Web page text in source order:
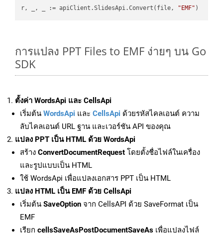
r, _, _ := apiClient.SlidesApi.Convert(file,
"EMF"
การแปลง PPT Files to EMF ง่ายๆ บน Go
SDK
ตั้งค่า WordsApi และ CellsApi
เริ่มต้น WordsApi และ CellsApi ด้วยรหัสไคลเอนต์ ความ
ลับไคลเอนต์ URL ฐาน และเวอร์ชัน API ของคุณ
แปลง PPT เป็น HTML ด้วย WordsApi
สร้าง ConvertDocumentRequest โดยตั้งชื่อไฟล์ในเครื่อง
และรูปแบบเป็น HTML
ใช้ WordsApi เพื่อแปลงเอกสาร PPT เป็น HTML
แปลง HTML เป็น EMF ด้วย CellsApi
เริ่มต้น SaveOption จาก CellsAPI ด้วย SaveFormat เป็น
EMF
เรียก cellsSaveAsPostDocumentSaveAs เพื่อแปลงไฟล์